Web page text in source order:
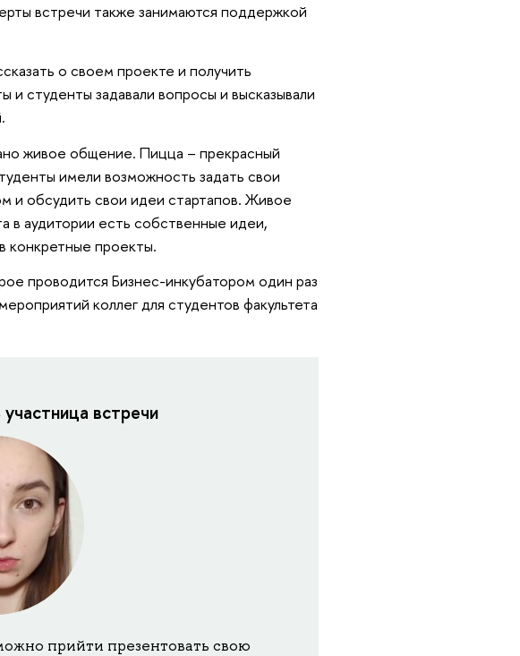
встречи также занимаются поддержкой
о своем проекте и получить
и студенты задавали вопросы и высказывали
живое общение. Пицца – прекрасный
имели возможность задать свои
и обсудить свои идеи стартапов. Живое
в аудитории есть собственные идеи,
конкретные проекты.
проводится Бизнес-инкубатором один раз
коллег для студентов факультета
встречи
прийти презентовать свою